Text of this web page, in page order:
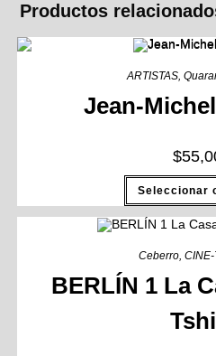
Productos
ARTISTAS,
Jean-
$
Seleccionar
Ceberro, CINE-
BERLÍN 1 La